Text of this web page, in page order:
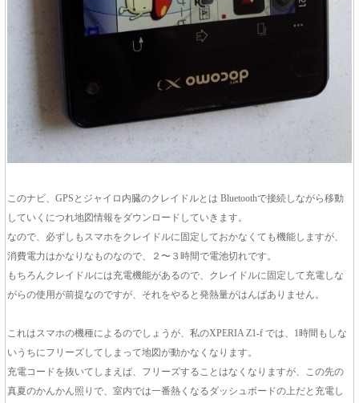
このナビ、GPSとジャイロ内臓のクレイドルとは Bluetoothで接続しながら移動
していくにつれ地図情報をダウンロードしていきます。
なので、必ずしもスマホをクレイドルに固定しておかなくても機能しますが、
消費電力はかなりなものなので、２〜３時間で電池切れです。
もちろんクレイドルには充電機能があるので、クレイドルに固定して充電しな
がらの使用が前提なのですが、それをやると発熱量がはんぱありません。
これはスマホの機種によるのでしょうが、私のXPERIA Z1-f では、1時間もしな
いうちにフリーズしてしまって地図が動かなくなります。
充電コードを抜いてしまえば、フリーズすることはなくなりますが、この先の
真夏のかんかん照りで、室内では一番熱くなるダッシュボードの上だと充電し